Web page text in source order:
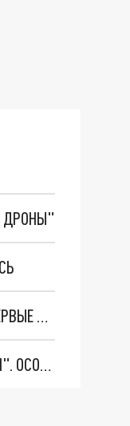
ДРОНЫ"
"ОЧЕНЬ ПЛОХИЕ НОВОСТИ": БОЛЬШАЯ ОШИБКА PALANTIR В РОССИИ. СТРАНЫ НАТО ВПЕРВЫЕ ЗА СВО ОСТАНОВИЛИ ПОСТАВКИ ОРУЖИЯ. ВСУ ТЕРЯЮТ ПРИГРАНИЧЬЕ?
"ТЕРПЕНИЕ ПУТИНА ЛОПНУЛО". РЕКОРДНЫЙ УДАР ПО КИЕВУ "ПЕРЕСЁК КРАСНЫЕ ЛИНИИ". ОСОБЫЕ СПЕЦЫ КНДР НА ЛБС? ТАЙНЫЕ ПЕРЕГОВОРЫ ЕВРОПЫ И МОСКВЫ